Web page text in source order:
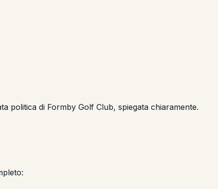
politica di Formby Golf Club, spiegata chiaramente.